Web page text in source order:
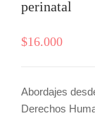
perinatal
$16.000
Abordajes
Derechos